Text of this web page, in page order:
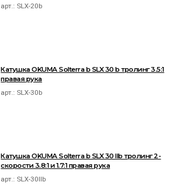
арт.: SLX-20b
Катушка OKUMA Solterra b SLX 30 b тролинг 3.5:1
правая рука
арт.: SLX-30b
Катушка OKUMA Solterra b SLX 30 IIb тролинг 2-
скорости 3.8:1 и 1.7:1 правая рука
арт.: SLX-30IIb